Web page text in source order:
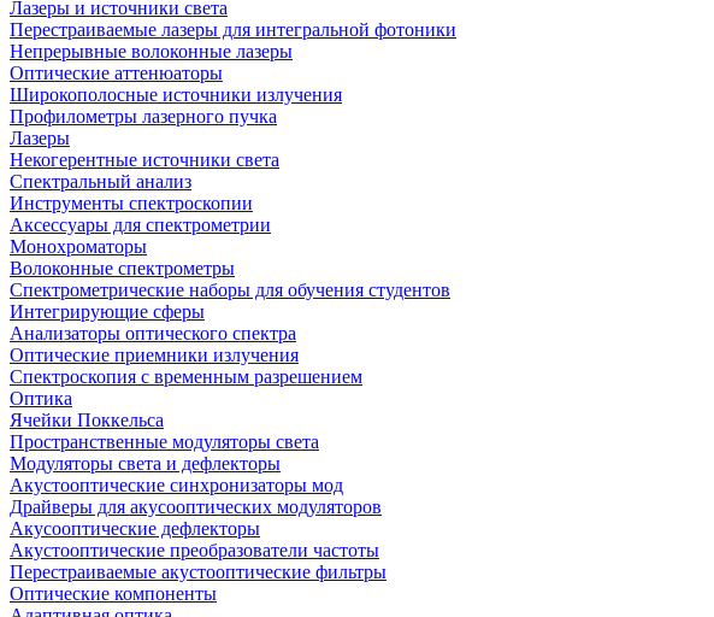
Лазеры и источники света
Перестраиваемые лазеры для интегральной фотоники
Непрерывные волоконные лазеры
Оптические аттенюаторы
Широкополосные источники излучения
Профилометры лазерного пучка
Лазеры
Некогерентные источники света
Спектральный анализ
Инструменты спектроскопии
Аксессуары для спектрометрии
Монохроматоры
Волоконные спектрометры
Спектрометрические наборы для обучения студентов
Интегрирующие сферы
Анализаторы оптического спектра
Оптические приемники излучения
Спектроскопия с временным разрешением
Оптика
Ячейки Поккельса
Пространственные модуляторы света
Модуляторы света и дефлекторы
Акустооптические синхронизаторы мод
Драйверы для акусооптических модуляторов
Акусооптические дефлекторы
Акустооптические преобразователи частоты
Перестраиваемые акустооптические фильтры
Оптические компоненты